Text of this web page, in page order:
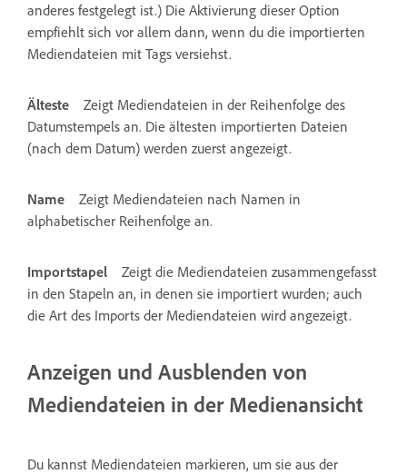
anderes festgelegt ist.) Die Aktivierung dieser Option
empfiehlt sich vor allem dann, wenn du die importierten
Mediendateien mit Tags versiehst.
Älteste
Zeigt Mediendateien in der Reihenfolge des
Datumstempels an. Die ältesten importierten Dateien
(nach dem Datum) werden zuerst angezeigt.
Name
Zeigt Mediendateien nach Namen in
alphabetischer Reihenfolge an.
Importstapel
Zeigt die Mediendateien zusammengefasst
in den Stapeln an, in denen sie importiert wurden; auch
die Art des Imports der Mediendateien wird angezeigt.
Anzeigen und Ausblenden von
Mediendateien in der Medienansicht
Du kannst Mediendateien markieren, um sie aus der